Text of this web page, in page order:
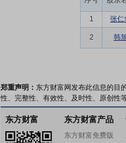
1 张仁
2 韩
郑重声明： 东方财富网发布此信息的目
性、完整性、有效性、及时性、原创性
东方财富 东方财富产品
东方财富免费版